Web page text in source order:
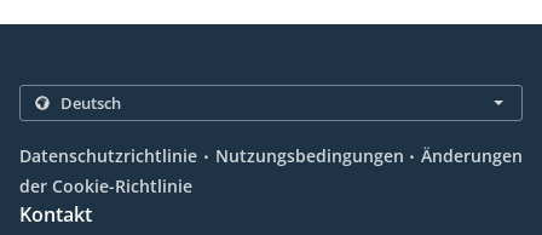
Datenschutzrichtlinie . Nutzungsbedingungen . Änderungen
der Cookie-Richtlinie
Kontakt